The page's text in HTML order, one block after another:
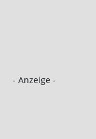
- Anzeige -